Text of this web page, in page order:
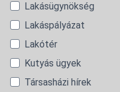
Lakásügynökség
Lakáspályázat
Lakótér
Kutyás ügyek
Társasházi hírek